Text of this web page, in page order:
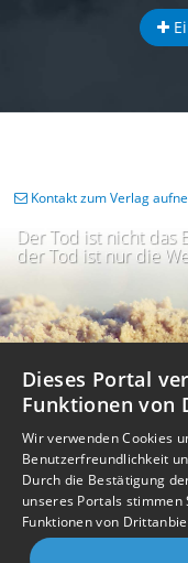
Der Tod ist nicht das
der Tod ist nur die
Kontakt zum Verlag
Impressum
Barrierefreiheit
I
Dieses Portal
Funktionen von
Wir verwenden Cookies
Benutzerfreundlichkeit
Durch die Bestätigung
unseres Portals stimmen
Funktionen von